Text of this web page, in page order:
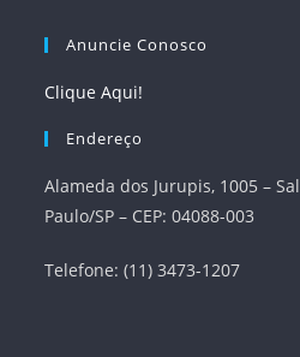
Anuncie Conosco
Clique Aqui!
Endereço
Alameda dos Jurupis, 1005 –
Paulo/SP – CEP: 04088-003
Telefone: (11) 3473-1207